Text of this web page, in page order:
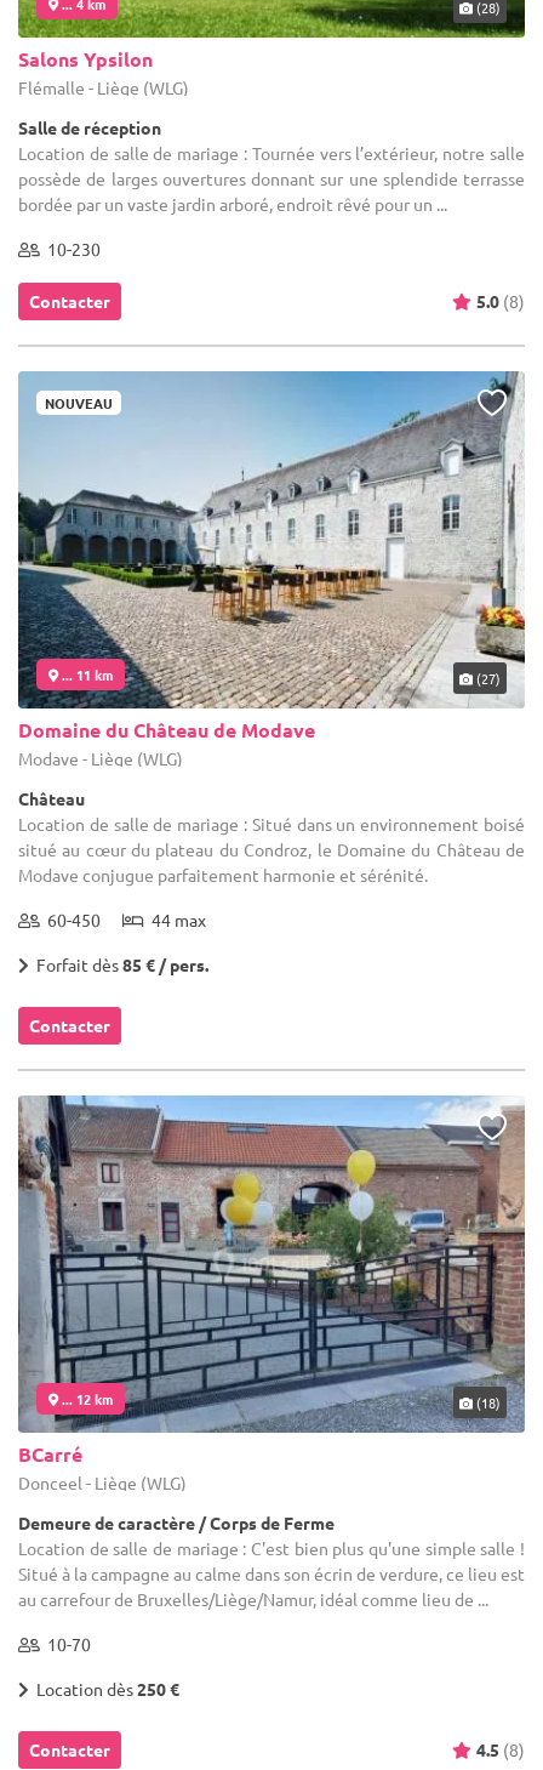
(28)
Salons Ypsilon
Flémalle - Liège (WLG)
Salle de réception
Location de salle de mariage : Tournée vers l’extérieur, notre salle
possède de larges ouvertures donnant sur une splendide terrasse
bordée par un vaste jardin arboré, endroit rêvé pour un ...
10-230
Contacter 5.0 (8)
NOUVEAU
... 11 km (27)
Domaine du Château de Modave
Modave - Liège (WLG)
Château
Location de salle de mariage : Situé dans un environnement boisé
situé au cœur du plateau du Condroz, le Domaine du Château de
Modave conjugue parfaitement harmonie et sérénité.
60-450 44 max
Forfait dès85 € / pers.
Contacter
... 12 km (18)
BCarré
Donceel - Liège (WLG)
Demeure de caractère / Corps de Ferme
Location de salle de mariage : C'est bien plus qu'une simple salle !
Situé à la campagne au calme dans son écrin de verdure, ce lieu est
au carrefour de Bruxelles/Liège/Namur, idéal comme lieu de ...
10-70
Location dès250 €
Contacter 4.5 (8)